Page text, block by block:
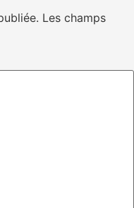
Les champs